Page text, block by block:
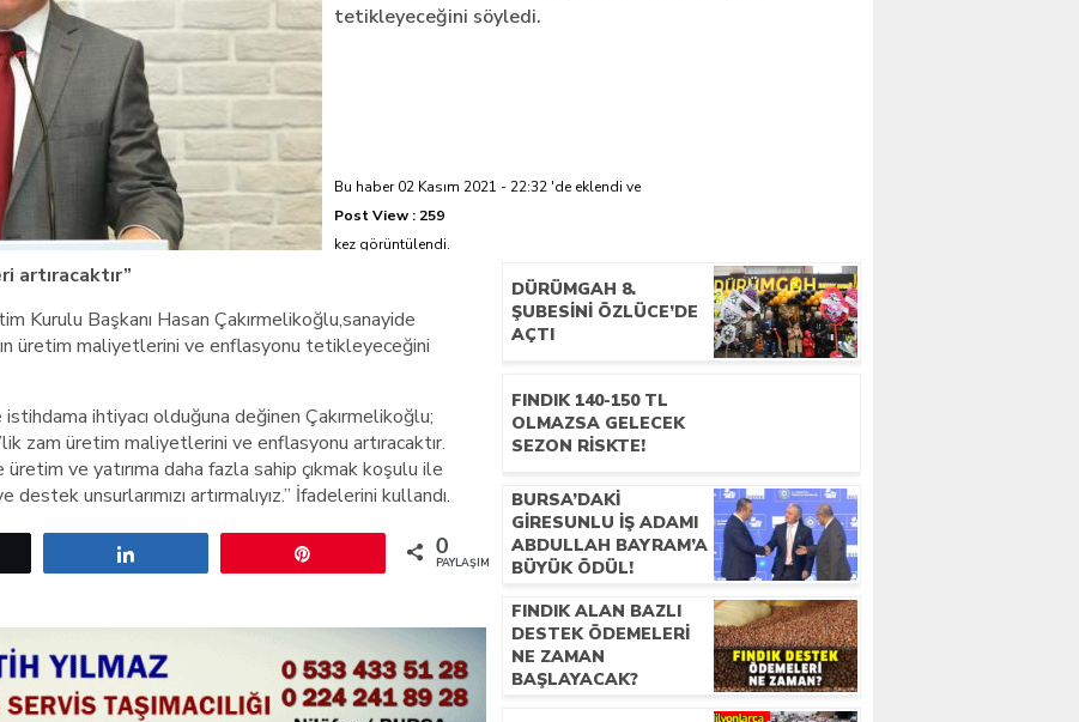
hayatını kaybetti
tetikleyeceğini söyledi.
Bu haber 02 Kasım 2021 - 22:32 'de eklendi ve
Post View : 259
kez görüntülendi.
artıracaktır”
Kurulu Başkanı Hasan Çakırmelikoğlu,sanayide
üretim maliyetlerini ve enflasyonu tetikleyeceğini
istihdama ihtiyacı olduğuna değinen Çakırmelikoğlu;
zam üretim maliyetlerini ve enflasyonu artıracaktır.
ve yatırıma daha fazla sahip çıkmak koşulu ile
unsurlarımızı artırmalıyız.” İfadelerini kullandı.
0
PAYLAŞIMLAR
DÜRÜMGAH 8.
ŞUBESINI ÖZLÜCE’DE
AÇTI
FINDIK 140-150 TL
OLMAZSA GELECEK
SEZON RISKTE!
BURSA’DAKI
GIRESUNLU İŞ ADAMI
ABDULLAH BAYRAM’A
BÜYÜK ÖDÜL!
FINDIK ALAN BAZLI
DESTEK ÖDEMELERI
NE ZAMAN
BAŞLAYACAK?